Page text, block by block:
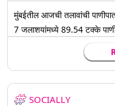
मुंबईतील आजची तलावांची
7 जलाशयांमध्ये 89.54 टक्के
SOCIALLY